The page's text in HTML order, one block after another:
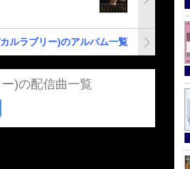
ルラブリー)のアルバム一覧
)の配信曲一覧